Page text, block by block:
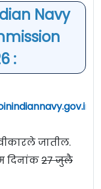
Navy
:
जातील.
दिनांक27 जुलै